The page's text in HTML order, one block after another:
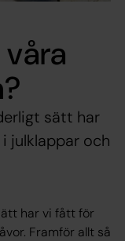
sätt har
julklappar och
har vi fått för
Framför allt så